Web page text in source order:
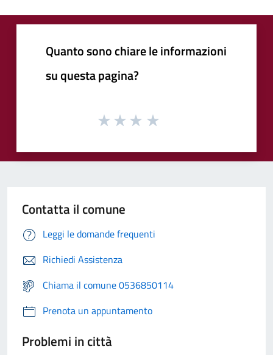
Quanto sono chiare le informazioni
su questa pagina?
Contatta il comune
Leggi le domande frequenti
Richiedi Assistenza
Chiama il comune 0536850114
Prenota un appuntamento
Problemi in città